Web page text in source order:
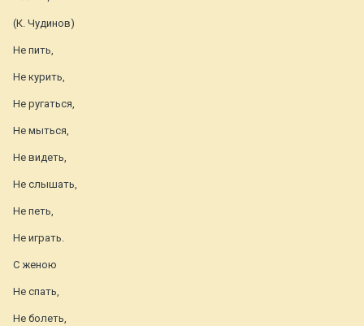
(К. Чудинов)
Не пить,
Не курить,
Не ругаться,
Не мыться,
Не видеть,
Не слышать,
Не петь,
Не играть.
С женою
Не спать,
Не болеть,